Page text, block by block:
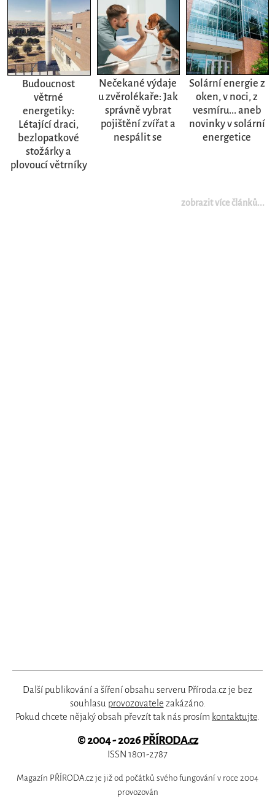
Budoucnost
větrné
energetiky:
Létající draci,
bezlopatkové
stožárky a
plovoucí větrníky
Nečekané výdaje
u zvěrolékaře: Jak
správně vybrat
pojištění zvířat a
nespálit se
Solární energie z
oken, v noci, z
vesmíru... aneb
novinky v solární
energetice
zobrazit více článků...
Další publikování a šíření obsahu serveru Příroda.cz je bez
souhlasu provozovatele zakázáno.
Pokud chcete nějaký obsah převzít tak nás prosím kontaktujte
© 2004 - 2026PŘÍRODA.cz
ISSN 1801-2787
Magazín PŘÍRODA.cz je již od počátků svého fungování v roce 2004
provozován